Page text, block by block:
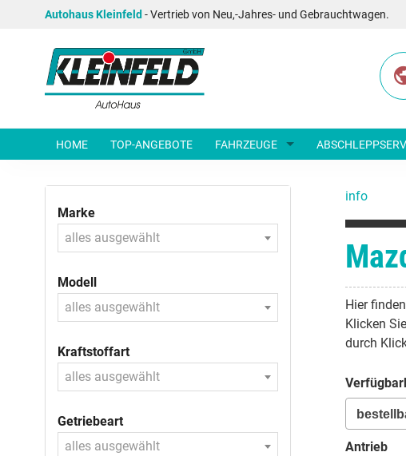
Autohaus Kleinfeld - Vertrieb von Neu,-Jahres- und Gebrauchtwagen.
HOME TOP-ANGEBOTE FAHRZEUGE
info
Hier
Klicken
durch
Antrieb
Marke
alles ausgewählt
Modell
alles ausgewählt
Kraftstoffart
alles ausgewählt
Getriebeart
alles ausgewählt